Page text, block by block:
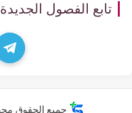
تابع الفصول الجديدة
جميع الحقوق